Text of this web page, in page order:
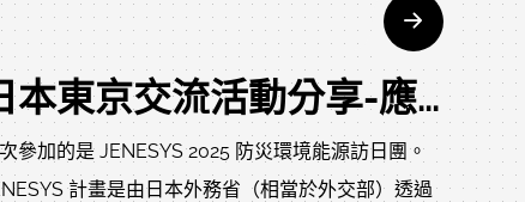
日本東京交流活動分享-應外系大四Ivy
參加的是 JENESYS 2025 防災環境能源訪日團。
計畫是由日本外務省（相當於外交部）透過